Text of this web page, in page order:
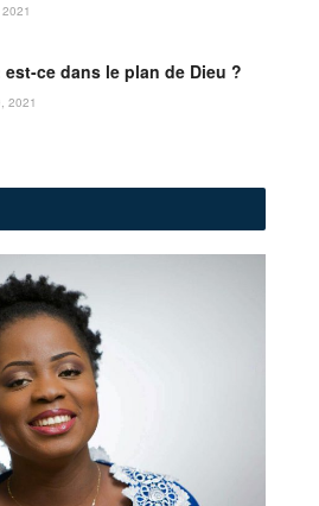
est-ce dans le plan de Dieu ?
2021